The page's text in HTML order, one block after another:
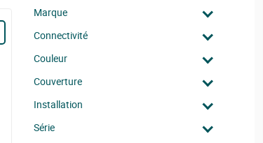
Marque
Connectivité
Couleur
Couverture
Installation
Série